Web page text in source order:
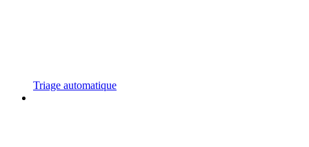
Triage automatique